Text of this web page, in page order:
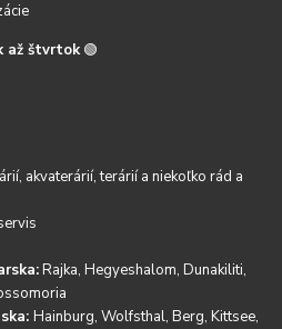
až štvrtok 🟢
akvaterárií, terárií a niekoľko rád a
Rajka, Hegyeshalom, Dunakiliti,
Hainburg, Wolfsthal, Berg, Kittsee,